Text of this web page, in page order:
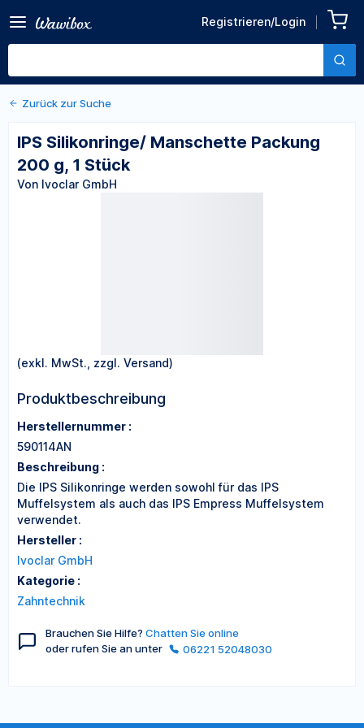
Registrieren/Login
Manschette Packung 200 g,
1 Stück
Von Ivoclar GmbH
Zurück zu den Produktdetails
Zurück zur Suche
IPS Silikonringe/ Manschette Packung
200 g, 1 Stück
Von Ivoclar GmbH
(exkl. MwSt., zzgl. Versand)
Produktbeschreibung
Herstellernummer :
590114AN
Beschreibung :
Die IPS Silikonringe werden sowohl für das IPS
Muffelsystem als auch das IPS Empress Muffelsystem
verwendet.
Hersteller :
Ivoclar GmbH
Kategorie :
Zahntechnik
Brauchen Sie Hilfe? Chatten Sie online
oder rufen Sie an unter
06221 52048030